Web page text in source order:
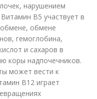
нарушением
В5 участвует в
обмене
гемоглобина,
и сахаров в
коры надпочечников.
может вести к
В12 играет